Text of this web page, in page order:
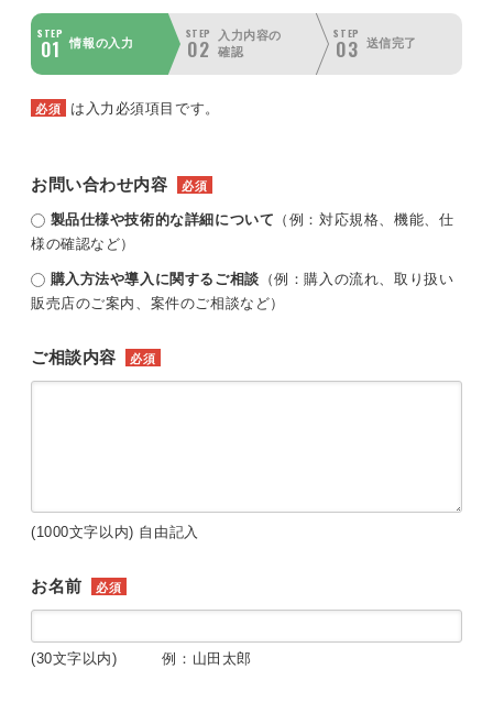
STEP
01 情報の入力
STEP
02
入力内容の
確認
STEP
03 送信完了
必須 は入力必須項目です。
お問い合わせ内容 必須
製品仕様や技術的な詳細について （例：対応規格、機能、仕
様の確認など）
購入方法や導入に関するご相談 （例：購入の流れ、取り扱い
販売店のご案内、案件のご相談など）
ご相談内容 必須
(1000文字以内) 自由記入
お名前 必須
(30文字以内) 例：山田太郎